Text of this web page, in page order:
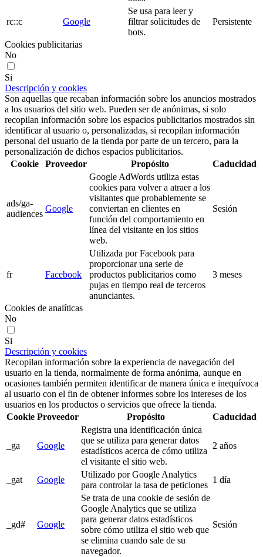
rc::c Google
Se usa para leer y
filtrar solicitudes de
bots.
Persistente
Cookies publicitarias
No
Si
Descripción y cookies
Son aquellas que recaban información sobre los anuncios mostrados
a los usuarios del sitio web. Pueden ser de anónimas, si solo
recopilan información sobre los espacios publicitarios mostrados sin
identificar al usuario o, personalizadas, si recopilan información
personal del usuario de la tienda por parte de un tercero, para la
personalización de dichos espacios publicitarios.
Cookie
Proveedor Propósito Caducidad
ads/ga-
audiences
Google
Google AdWords utiliza estas
cookies para volver a atraer a los
visitantes que probablemente se
conviertan en clientes en
función del comportamiento en
línea del visitante en los sitios
web.
Sesión
fr Facebook
Utilizada por Facebook para
proporcionar una serie de
productos publicitarios como
pujas en tiempo real de terceros
anunciantes.
3 meses
Cookies de analíticas
No
Si
Descripción y cookies
Recopilan información sobre la experiencia de navegación del
usuario en la tienda, normalmente de forma anónima, aunque en
ocasiones también permiten identificar de manera única e inequívoca
al usuario con el fin de obtener informes sobre los intereses de los
usuarios en los productos o servicios que ofrece la tienda.
Cookie Proveedor Propósito Caducidad
_ga Google
Registra una identificación única
que se utiliza para generar datos
estadísticos acerca de cómo utiliza
el visitante el sitio web.
2 años
_gat Google
Utilizado por Google Analytics
para controlar la tasa de peticiones
1 día
_gd# Google
Se trata de una cookie de sesión de
Google Analytics que se utiliza
para generar datos estadísticos
sobre cómo utiliza el sitio web que
se elimina cuando sale de su
navegador.
Sesión